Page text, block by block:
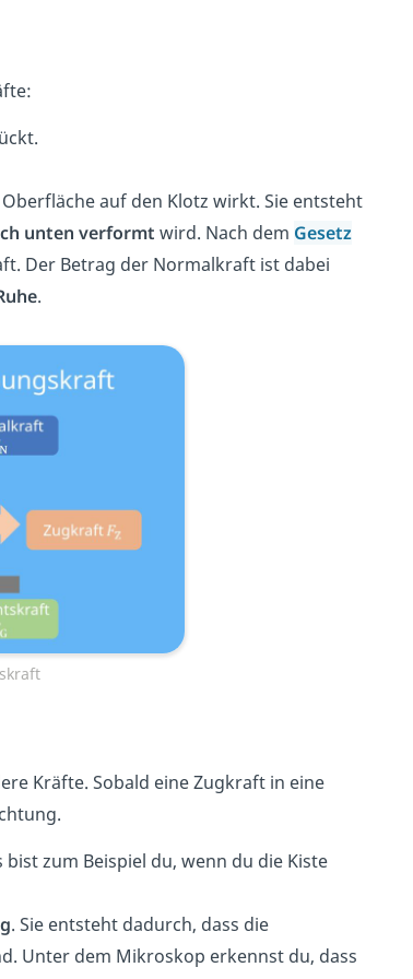
auf den Klotz wirkt. Sie entsteht
unten verformt wird. Nach dem Gesetz
Der Betrag der Normalkraft ist dabei
.
Kräfte. Sobald eine Zugkraft in eine
zum Beispiel du, wenn du die Kiste
. Sie entsteht dadurch, dass die
Unter dem Mikroskop erkennst du, dass